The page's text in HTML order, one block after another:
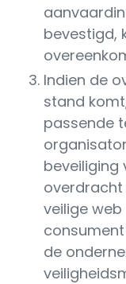
bevestigd,
Indien de
stand
passende
beveiliging
overdracht
veilige
de